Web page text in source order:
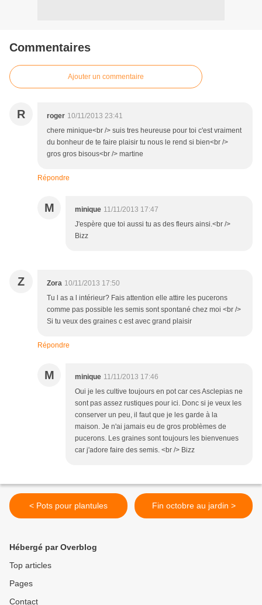
Commentaires
Ajouter un commentaire
R roger 10/11/2013 23:41
chere minique<br /> suis tres heureuse pour toi c'est vraiment
du bonheur de te faire plaisir tu nous le rend si bien<br />
gros gros bisous<br /> martine
Répondre
M minique 11/11/2013 17:47
J'espère que toi aussi tu as des fleurs ainsi.<br />
Bizz
Z Zora 10/11/2013 17:50
Tu l as a l intérieur? Fais attention elle attire les pucerons
comme pas possible les semis sont spontané chez moi <br />
Si tu veux des graines c est avec grand plaisir
Répondre
M minique 11/11/2013 17:46
Oui je les cultive toujours en pot car ces Asclepias ne
sont pas assez rustiques pour ici. Donc si je veux les
conserver un peu, il faut que je les garde à la
maison. Je n'ai jamais eu de gros problèmes de
pucerons. Les graines sont toujours les bienvenues
car j'adore faire des semis. <br /> Bizz
< Pots pour plantules Fin octobre au jardin >
Hébergé par Overblog
Top articles
Pages
Contact